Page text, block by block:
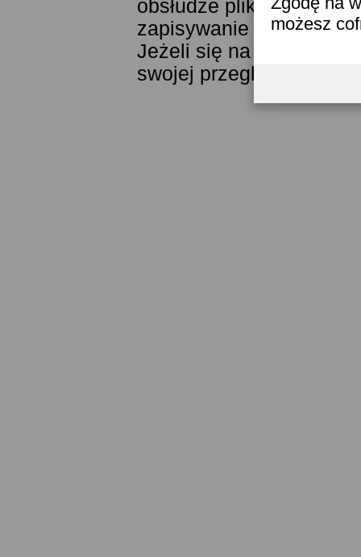
możesz
obsłudze plików
zapisywanie ich w
Jeżeli się na to nie
swojej przeglądarki.